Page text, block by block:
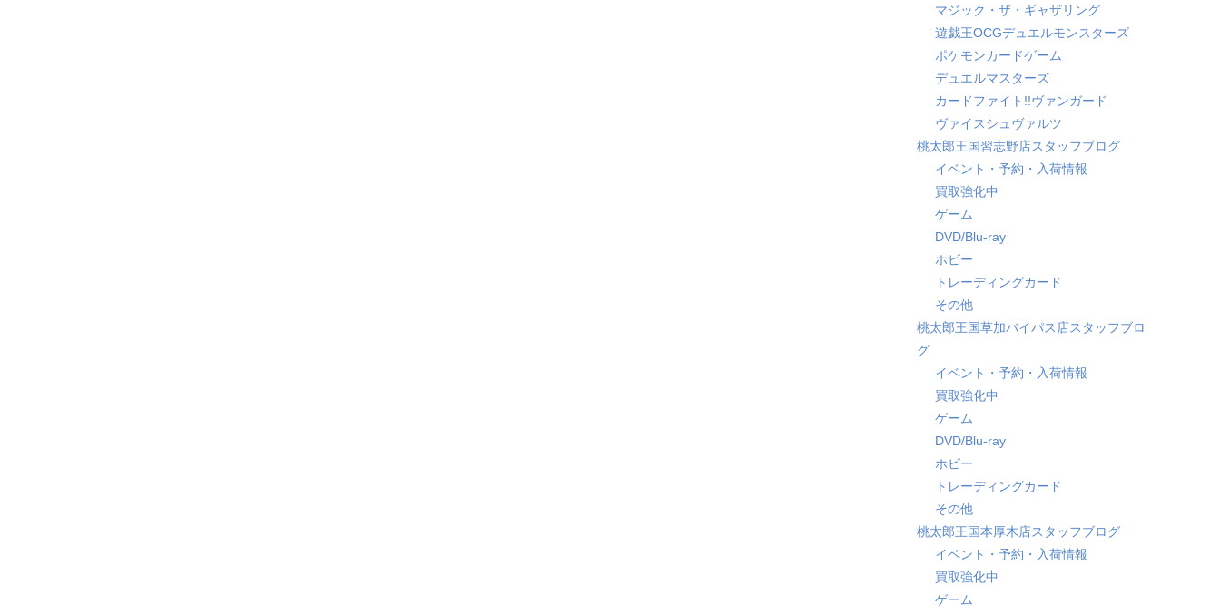
マジック・ザ・ギャザリング
遊戯王OCGデュエルモンスターズ
ポケモンカードゲーム
デュエルマスターズ
カードファイト!!ヴァンガード
ヴァイスシュヴァルツ
桃太郎王国習志野店スタッフブログ
イベント・予約・入荷情報
買取強化中
ゲーム
DVD/Blu-ray
ホビー
トレーディングカード
その他
桃太郎王国草加バイパス店スタッフブロ
グ
イベント・予約・入荷情報
買取強化中
ゲーム
DVD/Blu-ray
ホビー
トレーディングカード
その他
桃太郎王国本厚木店スタッフブログ
イベント・予約・入荷情報
買取強化中
ゲーム